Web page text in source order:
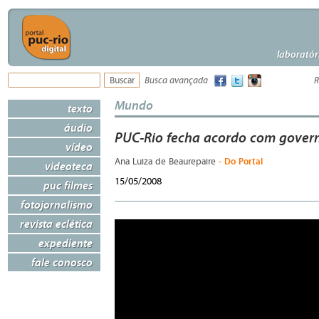
Busca avançada
texto
áudio
vídeo
videoteca
puc filmes
fotojornalismo
revista eclética
expediente
fale conosco
Mundo
PUC-Rio fecha acordo com
Ana Luiza de Beaurepaire - Do Portal
15/05/2008